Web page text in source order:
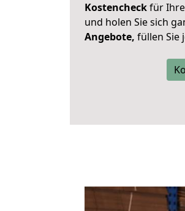
Kostencheckfür
und holen Sie sich
Angebote, füllen Sie